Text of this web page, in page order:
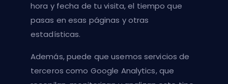
hora y fecha de tu visita, el tiempo que
pasas en esas páginas y otras
estadísticas.
Además, puede que usemos servicios de
terceros como Google Analytics, que